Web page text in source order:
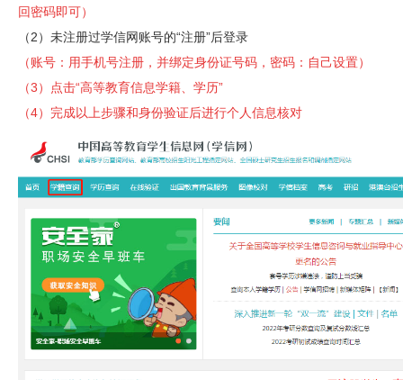
回密码即可）
（2）未注册过学信网账号的“注册”后登录
（账号：用手机号注册，并绑定身份证号码，密码：自己设置）
（3）点击“高等教育信息学籍、学历”
（4）完成以上步骤和身份验证后进行个人信息核对